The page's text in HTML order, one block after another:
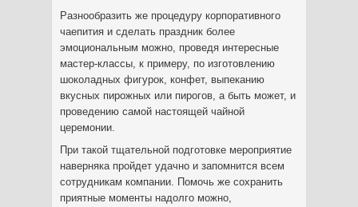
Разнообразить же процедуру корпоративного
чаепития и сделать праздник более
эмоциональным можно, проведя интересные
мастер-классы, к примеру, по изготовлению
шоколадных фигурок, конфет, выпеканию
вкусных пирожных или пирогов, а быть может, и
проведению самой настоящей чайной
церемонии.
При такой тщательной подготовке мероприятие
наверняка пройдет удачно и запомнится всем
сотрудникам компании. Помочь же сохранить
приятные моменты надолго можно,